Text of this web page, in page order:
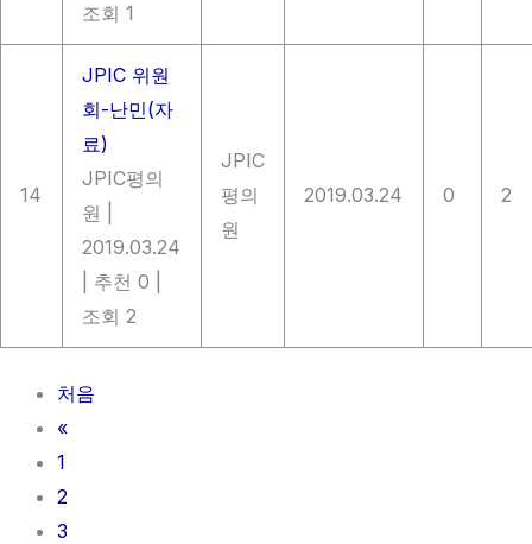
조회 1
14
JPIC 위원
회-난민(자
료)
JPIC평의
원
2019.03.24
추천 0
조회 2
JPIC
평의
원
2019.03.24 0 2
처음
«
1
2
3